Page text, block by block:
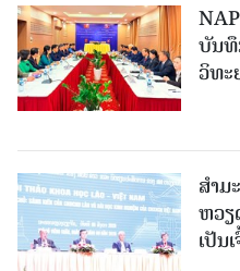
ບັນທຶ
ວິທະ
ສຳມ
ຫວຽ
ເປັນ